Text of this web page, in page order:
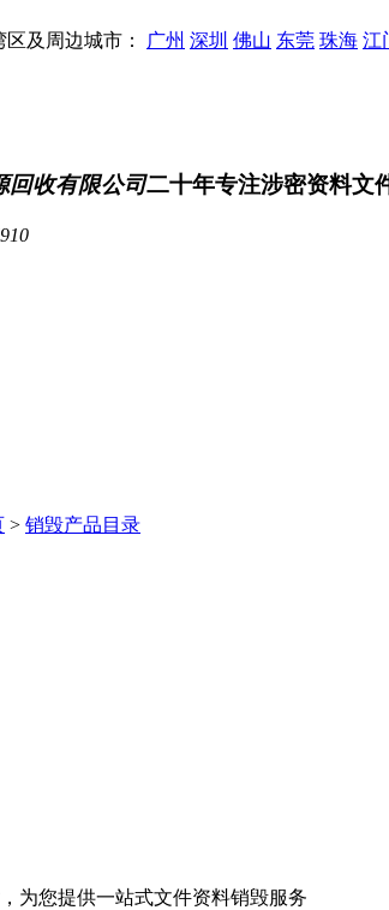
及周边城市： 广州 深圳 佛山 东莞 珠海 江
回收有限公司二十年专注涉密资料文
> 销毁产品目录
为您提供一站式文件资料销毁服务